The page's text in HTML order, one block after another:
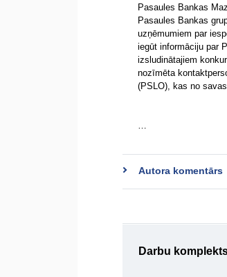
Pasaules Bankas
Pasaules Bankas
uzņēmumiem par
iegūt informāciju par
izsludinātajiem
nozīmēta
(PSLO), kas no
…
Autora komentārs
Darbu